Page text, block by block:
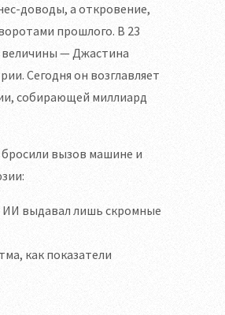
доводы, а откровение,
прошлого. В 23
величины — Джастина
Сегодня он возглавляет
собирающей миллиард
бросили вызов машине и
ИИ выдавал лишь скромные
как показатели